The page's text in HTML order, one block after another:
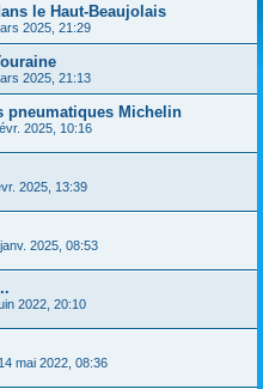
le Haut-Beaujolais
2025, 21:29
2025, 21:13
pneumatiques Michelin
2025, 10:16
2025, 13:39
2025, 08:53
2022, 20:10
14 mai 2022, 08:36